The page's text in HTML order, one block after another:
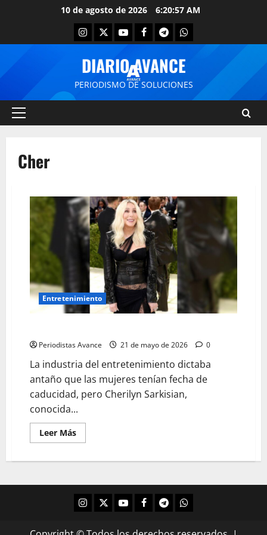
10 de agosto de 2026 6:20:57 AM
DIARIO AVANCE
PERIODISMO DE SOLUCIONES
Cher
Entretenimiento
Periodistas Avance 21 de mayo de 2026 0
La industria del entretenimiento dictaba
antaño que las mujeres tenían fecha de
caducidad, pero Cherilyn Sarkisian,
conocida...
Leer Más